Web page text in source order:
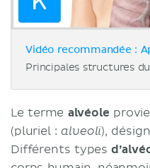
Vidéo recommandée :
Principales structures
Le terme alvéole
(pluriel :alveoli),
Différents types